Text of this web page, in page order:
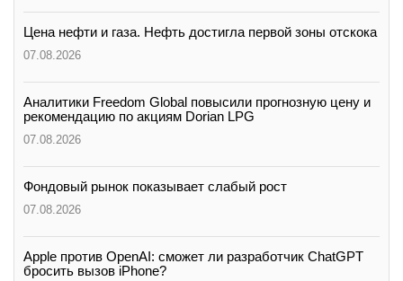
Цена нефти и газа. Нефть достигла первой зоны отскока
07.08.2026
Аналитики Freedom Global повысили прогнозную цену и
рекомендацию по акциям Dorian LPG
07.08.2026
Фондовый рынок показывает слабый рост
07.08.2026
Apple против OpenAI: сможет ли разработчик ChatGPT
бросить вызов iPhone?